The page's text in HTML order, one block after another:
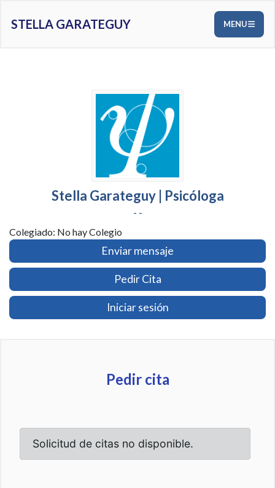
STELLA GARATEGUY MENU
Stella Garateguy | Psicóloga
- -
Colegiado: No hay Colegio
Enviar mensaje
Pedir Cita
Iniciar sesión
Pedir cita